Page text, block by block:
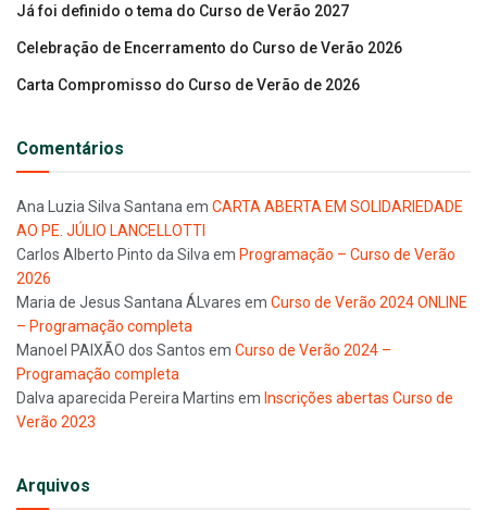
Já foi definido o tema do Curso de Verão 2027
Celebração de Encerramento do Curso de Verão 2026
Carta Compromisso do Curso de Verão de 2026
Comentários
Ana Luzia Silva Santana em CARTA ABERTA EM SOLIDARIEDADE
AO PE. JÚLIO LANCELLOTTI
Carlos Alberto Pinto da Silva em Programação – Curso de Verão
2026
Maria de Jesus Santana ÁLvares em Curso de Verão 2024 ONLINE
– Programação completa
Manoel PAIXÃO dos Santos em Curso de Verão 2024 –
Programação completa
Dalva aparecida Pereira Martins em Inscrições abertas Curso de
Verão 2023
Arquivos